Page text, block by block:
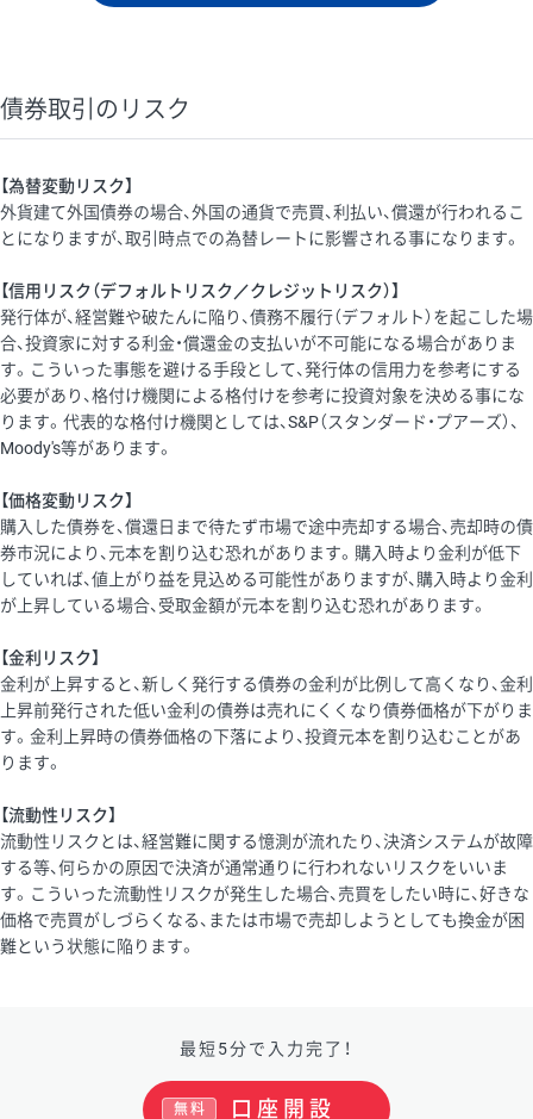
債券取引のリスク
【為替変動リスク】
外貨建て外国債券の場合、外国の通貨で売買、利払い、償還が行われるこ
とになりますが、取引時点での為替レートに影響される事になります。
【信用リスク（デフォルトリスク／クレジットリスク）】
発行体が、経営難や破たんに陥り、債務不履行（デフォルト）を起こした場
合、投資家に対する利金・償還金の支払いが不可能になる場合がありま
す。こういった事態を避ける手段として、発行体の信用力を参考にする
必要があり、格付け機関による格付けを参考に投資対象を決める事にな
ります。代表的な格付け機関としては、S&P（スタンダード・プアーズ）、
Moody's等があります。
【価格変動リスク】
購入した債券を、償還日まで待たず市場で途中売却する場合、売却時の債
券市況により、元本を割り込む恐れがあります。購入時より金利が低下
していれば、値上がり益を見込める可能性がありますが、購入時より金利
が上昇している場合、受取金額が元本を割り込む恐れがあります。
【金利リスク】
金利が上昇すると、新しく発行する債券の金利が比例して高くなり、金利
上昇前発行された低い金利の債券は売れにくくなり債券価格が下がりま
す。金利上昇時の債券価格の下落により、投資元本を割り込むことがあ
ります。
【流動性リスク】
流動性リスクとは、経営難に関する憶測が流れたり、決済システムが故障
する等、何らかの原因で決済が通常通りに行われないリスクをいいま
す。こういった流動性リスクが発生した場合、売買をしたい時に、好きな
価格で売買がしづらくなる、または市場で売却しようとしても換金が困
難という状態に陥ります。
最短5分で入力完了！
口座開設
無料